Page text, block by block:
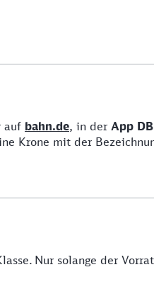
auf bahn.de, in der App
Krone mit der
Nur solange der